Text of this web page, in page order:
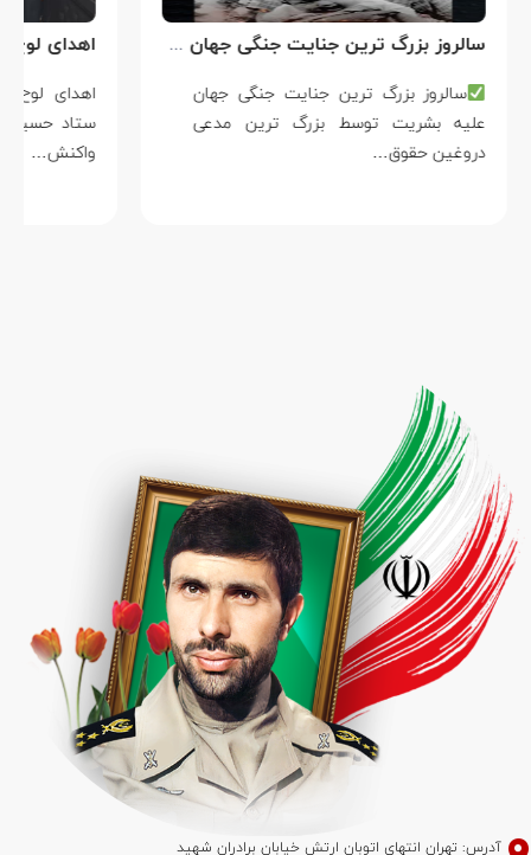
سالروز بزرگ ترین جنایت جنگی جهان علیه بشریت توسط بزرگ ترین مدعی دروغین حقوق بشر
سالروز بزرگ ترین جنایت جنگی جهان
علیه بشریت توسط بزرگ ترین مدعی
دروغین حقوق…
واکنش…
آدرس: تهران انتهای اتوبان ارتش خیابان برادران شهید